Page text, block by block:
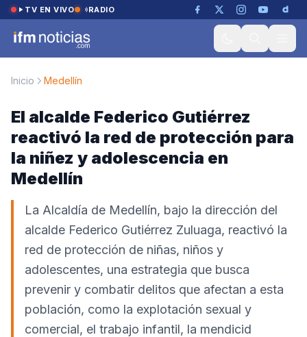
Saltar al contenido
TV EN VIVO RADIO
Inicio Medellín
El alcalde Federico Gutiérrez
reactivó la red de protección para
la niñez y adolescencia en
Medellín
La Alcaldía de Medellín, bajo la dirección del
alcalde Federico Gutiérrez Zuluaga, reactivó la
red de protección de niñas, niños y
adolescentes, una estrategia que busca
prevenir y combatir delitos que afectan a esta
población, como la explotación sexual y
comercial, el trabajo infantil, la mendicid